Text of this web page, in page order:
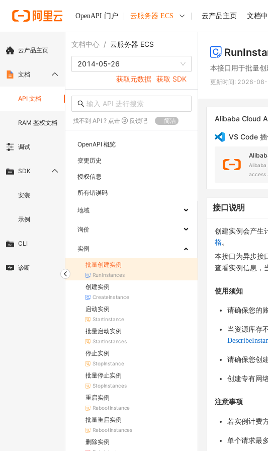
OpenAPI 门户 云服务器 ECS 云产品主页 文档
云产品主页
文档
API 文档
RAM 鉴权文档
调试
SDK
安装
示例
CLI
诊断
文档中心 / 云服务器 ECS
2014-05-26
获取元数据 获取 SDK
找不到 API ? 点击 反馈吧 简洁
OpenAPI 概览
变更历史
授权信息
所有错误码
地域
询价
实例
批量创建实例
RunInstances
创建实例
CreateInstance
启动实例
StartInstance
批量启动实例
StartInstances
停止实例
StopInstance
批量停止实例
StopInstances
重启实例
RebootInstance
批量重启实例
RebootInstances
删除实例
本接口用于批量创
更新时间: 2026-
Alibaba Cloud
VS Code
access
接口说明
创建实例会产生
格。
本接口为异步接
查看实例信息，
使用须知
请确保您的
当资源库存
请确保您创
创建专有网
注意事项
若实例计费
单个请求最